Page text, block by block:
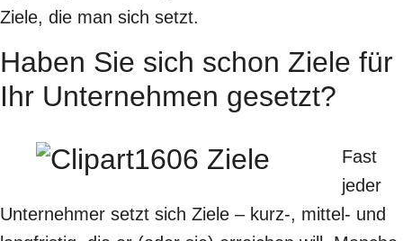
Ziele, die man sich setzt.
Haben Sie sich schon Ziele für
Ihr Unternehmen gesetzt?
Fast
jeder
Unternehmer setzt sich Ziele – kurz-, mittel- und